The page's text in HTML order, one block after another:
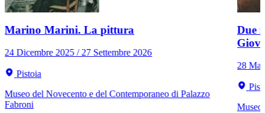
Marino Marini. La pittura
24 Dicembre 2025 / 27 Settembre 2026
Pistoia
Museo del Novecento e del Contemporaneo di Palazzo
Fabroni
Due
28
Museo